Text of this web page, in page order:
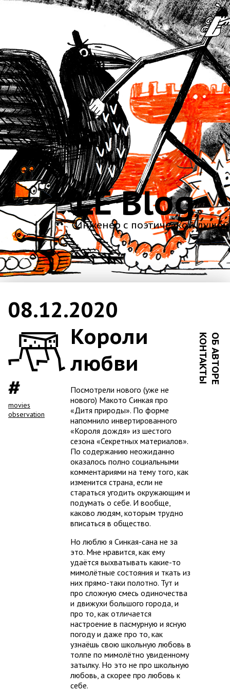
LE Blog
Инженер с поэтической душой
ОБ АВТОРЕ
КОНТАКТЫ
movies
observation
08.12.2020
Короли
любви
Посмотрели нового (уже не
нового) Макото Синкая про
«Дитя природы». По форме
напомнило инвертированного
«Короля дождя» из шестого
сезона «Секретных материалов».
По содержанию неожиданно
оказалось полно социальными
комментариями на тему того, как
изменится страна, если не
стараться угодить окружающим и
подумать о себе. И вообще,
каково людям, которым трудно
вписаться в общество.
Но люблю я Синкая-сана не за
это. Мне нравится, как ему
удаётся выхватывать какие-то
мимолётные состояния и ткать из
них прямо-таки полотно. Тут и
про сложную смесь одиночества
и движухи большого города, и
про то, как отличается
настроение в пасмурную и ясную
погоду и даже про то, как
узнаёшь свою школьную любовь в
толпе по мимолётно увиденному
затылку. Но это не про школьную
любовь, а скорее про любовь к
себе.